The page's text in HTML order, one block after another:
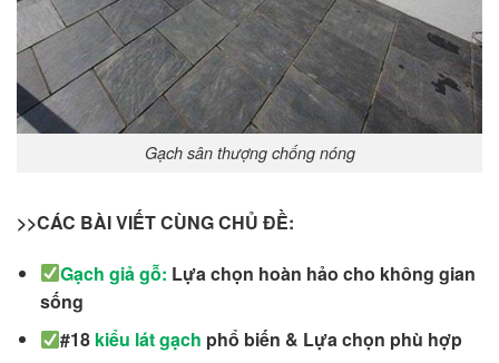
Gạch sân thượng chống nóng
>>CÁC BÀI VIẾT CÙNG CHỦ ĐỀ:
Gạch giả gỗ: Lựa chọn hoàn hảo cho không gian
sống
#18 kiểu lát gạch phổ biến & Lựa chọn phù hợp